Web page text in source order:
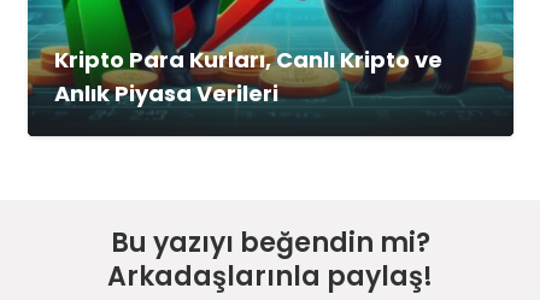
Kripto Para Kurları, Canlı Kripto ve
Anlık Piyasa Verileri
Bu yazıyı beğendin mi?
Arkadaşlarınla paylaş!